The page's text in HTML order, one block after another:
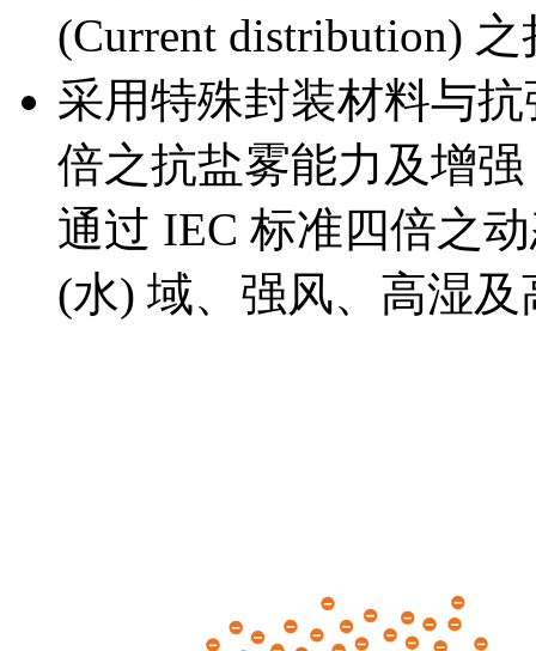
(Current distribution)
采用特殊封装材料与
倍之抗盐雾能力及增
通过 IEC 标准四倍之
(水) 域、强风、高湿